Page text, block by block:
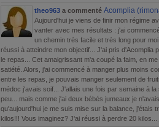
theo963 a commenté Acomplia
Aujourd'hui je viens de finir mon régime
vanter avec mes résultats : j'ai
un chemin très facile et très long pour
réussi à atteindre mon objectif... J'ai pris d'Acomplia
le repas... Cet amaigrissant m'a coupé la faim, en
satiété. Alors, j'ai commencé à manger plus moins
entre les repas, je pouvais manger seulement de
médoc j'avais soif... J'allais une fois par semaine à
peu... mais comme j'ai deux bébés jumeaux je
qu'aujourd'hui je me suis mise sur la balance, j'étais
kilos!!! Vous imaginez? J'ai réussi à perdre 20